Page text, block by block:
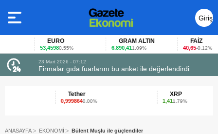
Giriş
Yap
EURO
53,45980,55%
GRAM ALTIN
6.890,411,09%
FAİZ
40,65-0,12%
23 Mart 2026 - 07:12
Firmalar gıda fuarlarını bu anket ile değerlendirdi
Tether
0,9998640.00% 1.79%
ANASAYFA EKONOMİ Bülent Muşlu ile güçlendiler